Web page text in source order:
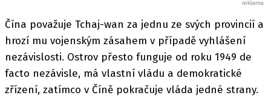
Čína považuje Tchaj-wan za jednu ze svých provincií a
hrozí mu vojenským zásahem v případě vyhlášení
nezávislosti. Ostrov přesto funguje od roku 1949 de
facto nezávisle, má vlastní vládu a demokratické
zřízení, zatímco v Číně pokračuje vláda jedné strany.